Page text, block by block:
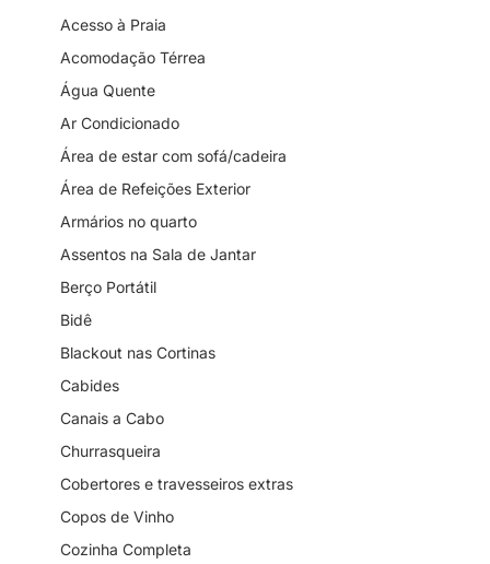
Acesso à Praia
Acomodação Térrea
Água Quente
Ar Condicionado
Área de estar com sofá/cadeira
Área de Refeições Exterior
Armários no quarto
Assentos na Sala de Jantar
Berço Portátil
Bidê
Blackout nas Cortinas
Cabides
Canais a Cabo
Churrasqueira
Cobertores e travesseiros extras
Copos de Vinho
Cozinha Completa